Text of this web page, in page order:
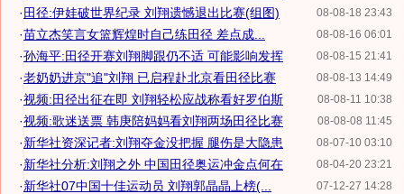
08-08-18 23:43
· 田径:伊娃破世界纪录 刘翔遗憾退出比赛(组图)
08-08-16 06:01
·苗立杰笑言女篮辉煌时自己练田径 差点成...
08-08-15 21:41
·孙海平:田径开赛刘翔脚跟仍不适 可能影响发挥
08-08-13 14:49
·老奶奶进京"追"刘翔 已启程赴北京看田径比赛
08-08-11 10:38
·视频:田径出征在即 刘翔轻松应战称看好罗伯斯
08-08-08 11:45
·视频:歌迷送票 韩庚陪妈妈看刘翔两场田径比赛
08-07-10 03:10
·新华社资深记者:刘翔夺金没把握 腿伤是大隐患
08-04-20 23:21
·新华社分析:刘翔之外 中国田径奥运冲金点何在
07-12-27 14:28
·新华社07中国十佳运动员 刘翔郭晶晶上榜(...